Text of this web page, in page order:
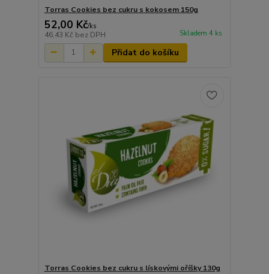
Torras Cookies bez cukru s kokosem 150g
52,00 Kč/ks
46,43 Kč bez DPH Skladem 4 ks
Přidat do košíku
Torras Cookies bez cukru s lískovými oříšky 130g